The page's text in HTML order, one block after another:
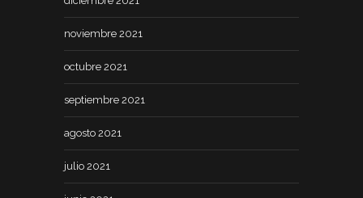
noviembre 2021
octubre 2021
septiembre 2021
agosto 2021
julio 2021